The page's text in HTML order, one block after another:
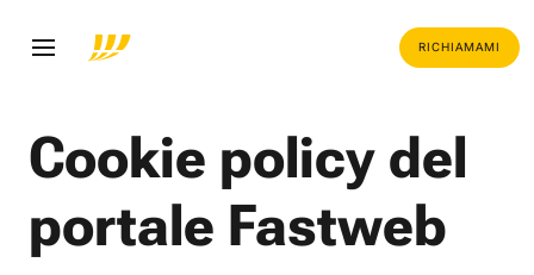
RICHIAMAMI
Cookie policy del
portale Fastweb